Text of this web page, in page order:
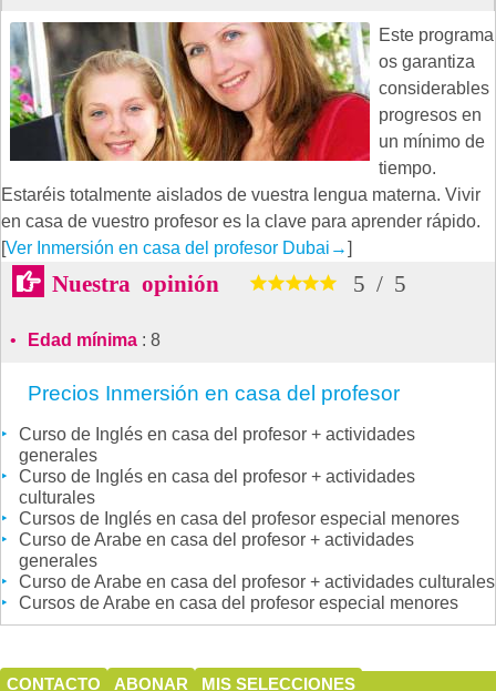
Este programa
os garantiza
considerables
progresos en
un mínimo de
tiempo.
Estaréis totalmente aislados de vuestra lengua materna. Vivir
en casa de vuestro profesor es la clave para aprender rápido.
[Ver Inmersión en casa del profesor Dubai →]
Nuestra opinión 5 / 5
Edad mínima : 8
Precios Inmersión en casa del profesor
Curso de Inglés en casa del profesor + actividades
generales
Curso de Inglés en casa del profesor + actividades
culturales
Cursos de Inglés en casa del profesor especial menores
Curso de Arabe en casa del profesor + actividades
generales
Curso de Arabe en casa del profesor + actividades culturales
Cursos de Arabe en casa del profesor especial menores
CONTACTO ABONAR MIS SELECCIONES